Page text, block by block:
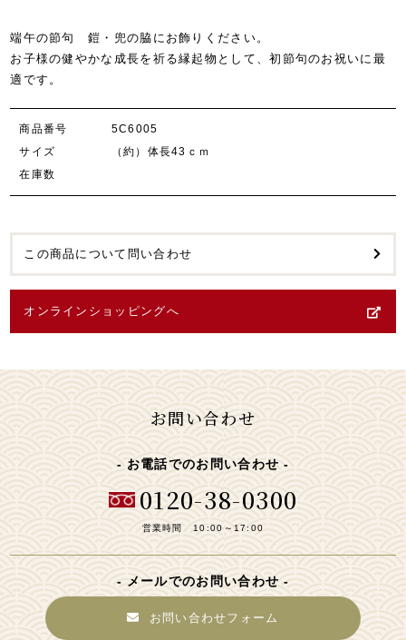
端午の節句 鎧・兜の脇にお飾りください。
お子様の健やかな成長を祈る縁起物として、初節句のお祝いに最
適です。
商品番号
5C6005
サイズ
（約）体長43ｃｍ
在庫数
この商品について問い合わせ
オンラインショッピングへ
お問い合わせ
お電話でのお問い合わせ
0120-38-0300
営業時間 10:00～17:00
メールでのお問い合わせ
お問い合わせフォーム